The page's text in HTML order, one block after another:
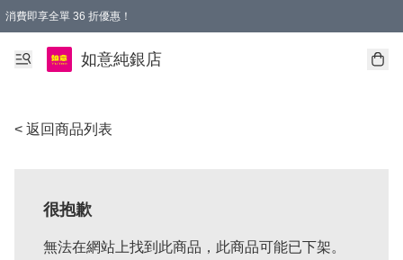
消費即享全單 36 折優惠！
購物满$50，全國包郵。Free shopping on orders over $50.
如意純銀店
< 返回商品列表
很抱歉
無法在網站上找到此商品，此商品可能已下架。